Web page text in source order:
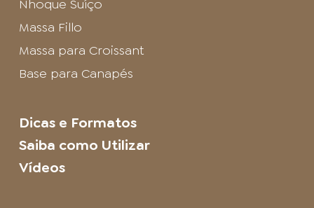
Nhoque Suíço
Massa Fillo
Massa para Croissant
Base para Canapés
Dicas e Formatos
Saiba como Utilizar
Vídeos